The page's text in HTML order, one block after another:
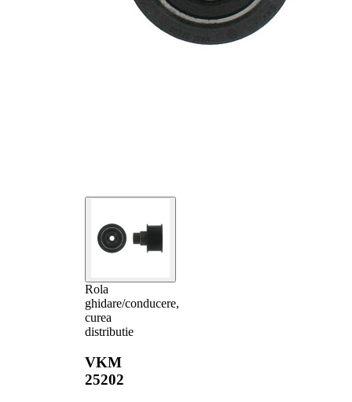
Rola
ghidare/conducere,
curea
distributie
VKM
25202